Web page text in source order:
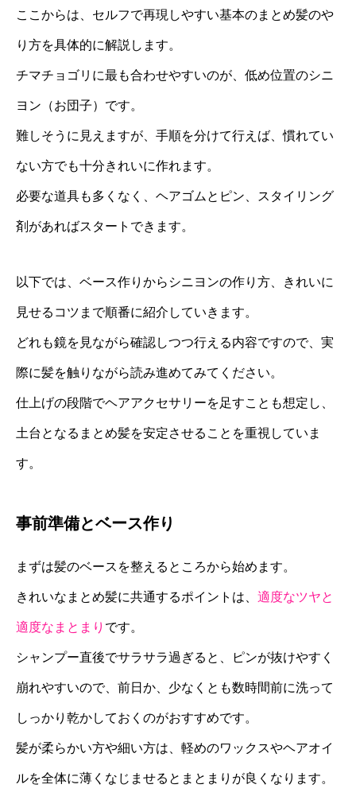
ここからは、セルフで再現しやすい基本のまとめ髪のや
り方を具体的に解説します。
チマチョゴリに最も合わせやすいのが、低め位置のシニ
ヨン（お団子）です。
難しそうに見えますが、手順を分けて行えば、慣れてい
ない方でも十分きれいに作れます。
必要な道具も多くなく、ヘアゴムとピン、スタイリング
剤があればスタートできます。
以下では、ベース作りからシニヨンの作り方、きれいに
見せるコツまで順番に紹介していきます。
どれも鏡を見ながら確認しつつ行える内容ですので、実
際に髪を触りながら読み進めてみてください。
仕上げの段階でヘアアクセサリーを足すことも想定し、
土台となるまとめ髪を安定させることを重視していま
す。
事前準備とベース作り
まずは髪のベースを整えるところから始めます。
きれいなまとめ髪に共通するポイントは、 適度なツヤと
適度なまとまり です。
シャンプー直後でサラサラ過ぎると、ピンが抜けやすく
崩れやすいので、前日か、少なくとも数時間前に洗って
しっかり乾かしておくのがおすすめです。
髪が柔らかい方や細い方は、軽めのワックスやヘアオイ
ルを全体に薄くなじませるとまとまりが良くなります。